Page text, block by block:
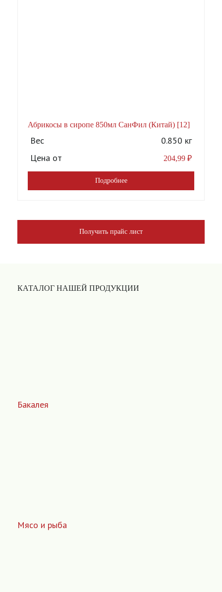
Абрикосы в сиропе 850мл СанФил (Китай) [12]
Вес
0.850 кг
Цена от
204,99 ₽
Подробнее
Получить прайс лист
КАТАЛОГ НАШЕЙ ПРОДУКЦИИ
Бакалея
Мясо и рыба